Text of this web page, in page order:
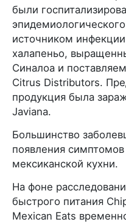
были
источником
халапеньо,
Синалоа и
Citrus Distributors.
продукция была
Javiana.
Большинство
появления
мексиканской кухни.
На фоне
быстрого питания
Mexican Eats